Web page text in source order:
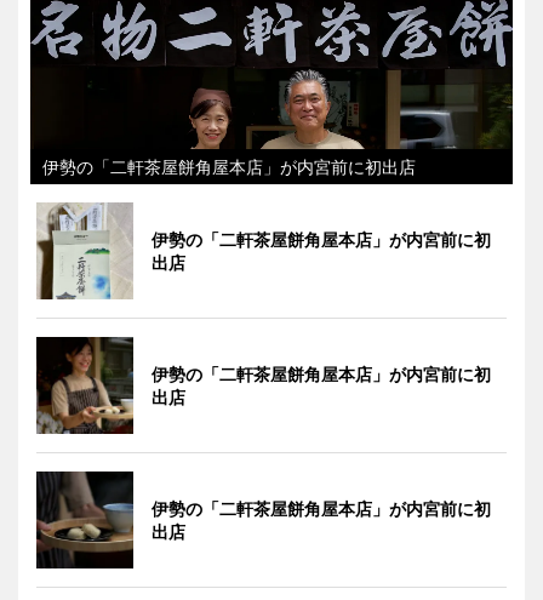
伊勢の「二軒茶屋餅角屋本店」が内宮前に初出店
伊勢の「二軒茶屋餅角屋本店」が内宮前に初
出店
伊勢の「二軒茶屋餅角屋本店」が内宮前に初
出店
伊勢の「二軒茶屋餅角屋本店」が内宮前に初
出店